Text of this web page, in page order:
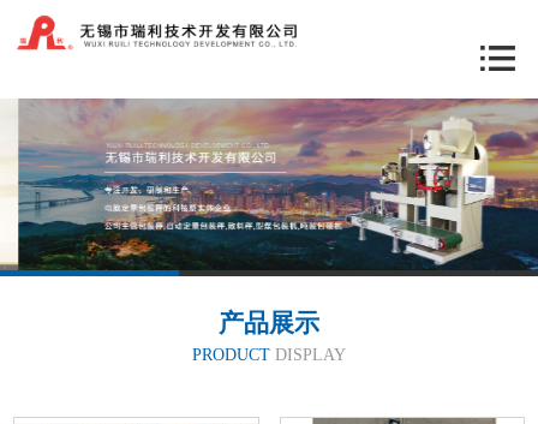
产品展示
PRODUCT DISPLAY